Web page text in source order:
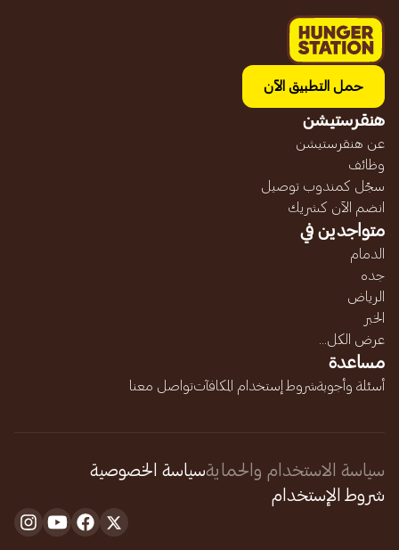
حمل التطبيق الآن
هنقرستيشن
عن هنقرستيشن
وظائف
سجّل كمندوب توصيل
انضم الآن كشريك
متواجدين في
الدمام
جده
الرياض
الخبر
عرض الكل...
مساعدة
أسئلة وأجوبةشروط إستخدام المكافآتتواصل معنا
سياسة الاستخدام والحمايةسياسة الخصوصية
شروط الإستخدام